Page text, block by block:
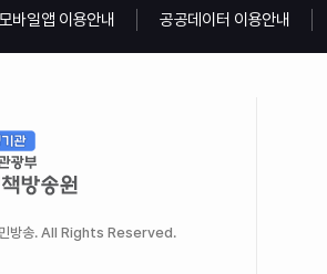
모바일앱 이용안내 공공데이터 이용안내
송. All Rights Reserved.